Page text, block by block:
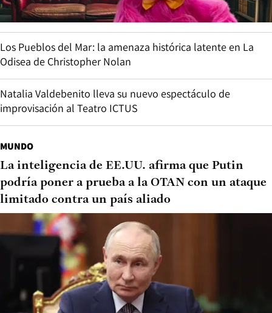
Los Pueblos del Mar: la amenaza histórica latente en La
Odisea de Christopher Nolan
Natalia Valdebenito lleva su nuevo espectáculo de
improvisación al Teatro ICTUS
MUNDO
La inteligencia de EE.UU. afirma que Putin
podría poner a prueba a la OTAN con un ataque
limitado contra un país aliado